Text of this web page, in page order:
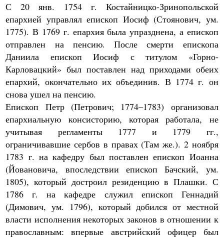
С 20 янв. 1754 г. Костайницко-Зринопольской
епархией управлял епископ Иосиф (Стоянович, ум.
1775). В 1769 г. епархия была упразднена, а епископ
отправлен на пенсию. После смерти епископа
Даниила епископ Иосиф с титулом «Горно-
Карловацкий» был поставлен над приходами обеих
епархий, окончательно их объединив. В 1774 г. он
снова ушел на пенсию.
Епископ Петр (Петрович; 1774–1783) организовал
епархиальную консисторию, которая работала, не
учитывая регламенты 1777 и 1779 гг.,
ограничивавшие сербов в правах (Там же.). 2 ноября
1783 г. на кафедру был поставлен епископ Иоанна
(Йовановича, впоследствии епископ Бачский, ум.
1805), который достроил резиденцию в Плашки. С
1786 г. на кафедре служил епископ Геннадий
(Димович, ум. 1796), который добился от местной
власти исполнения некоторых законов в отношении к
православным: впервые австрийский офицер был